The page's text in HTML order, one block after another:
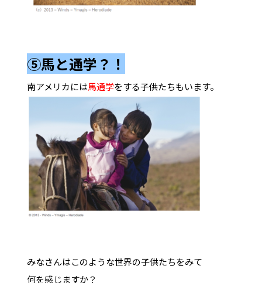
⑤馬と通学？！
南アメリカには馬通学をする子供たちもいます。
みなさんはこのような世界の子供たちをみて
何を感じますか？